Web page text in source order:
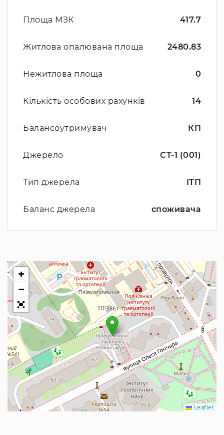
Площа МЗК 417.7
Житлова опалювана площа 2480.83
Нежитлова площа 0
Кількість особових рахунків 14
Балансоутримувач КП
Джерело СТ-1 (001)
Тип джерела ІТП
Баланс джерела споживача
+
−
Leaflet